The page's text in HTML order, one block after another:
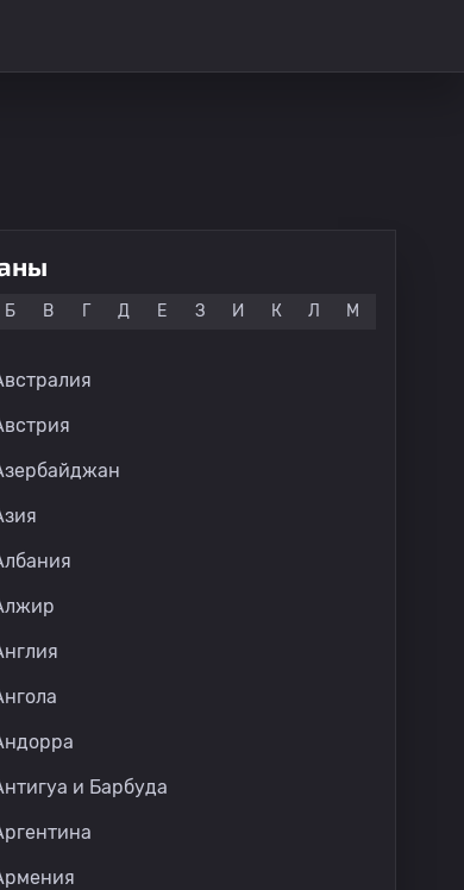
Б В Г Д Е З И К Л М
и Барбуда